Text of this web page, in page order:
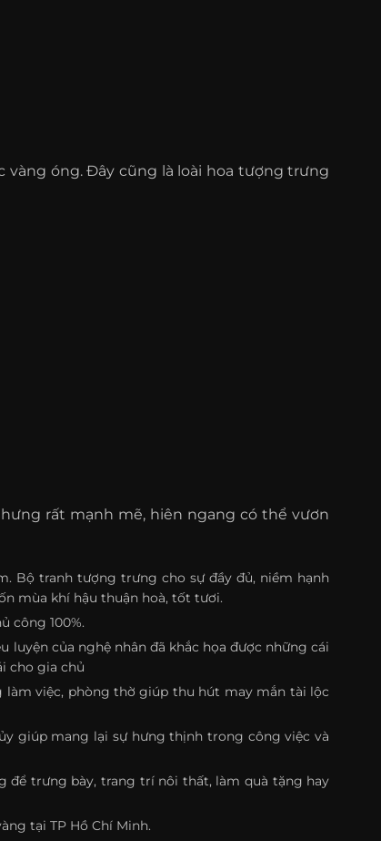
óng. Đây cũng là loài hoa tượng trưng
rất mạnh mẽ, hiên ngang có thể vươn
Bộ tranh tượng trưng cho sự đầy đủ, niềm hạnh
mùa khí hậu thuận hoà, tốt tươi.
công 100%.
của nghệ nhân đã khắc họa được những cái
cho gia chủ
việc, phòng thờ giúp thu hút may mắn tài lộc
giúp mang lại sự hưng thịnh trong công việc và
để trưng bày, trang trí nôi thất, làm quà tặng hay
tại TP Hồ Chí Minh.